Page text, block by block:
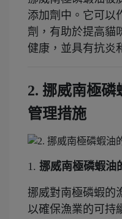
添加劑中。它可以
劑，有助於提高貓
健康，並具有抗炎
2. 挪威南極磷
管理措施
1. 挪威南極磷蝦油
挪威對南極磷蝦的
以確保漁業的可持